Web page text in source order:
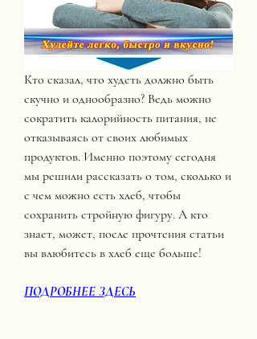
Кто сказал, что худеть должно быть
скучно и однообразно? Ведь можно
сократить калорийность питания, не
отказываясь от своих любимых
продуктов. Именно поэтому сегодня
мы решили рассказать о том, сколько и
с чем можно есть хлеб, чтобы
сохранить стройную фигуру. А кто
знает, может, после прочтения статьи
вы влюбитесь в хлеб еще больше!
ПОДРОБНЕЕ ЗДЕСЬ